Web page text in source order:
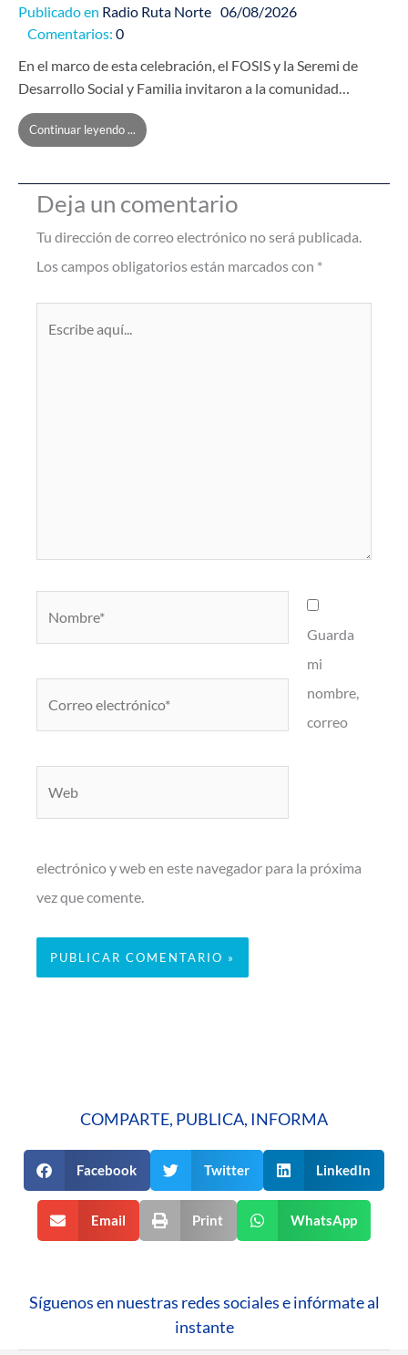
Publicado en Radio Ruta Norte 06/08/2026
Comentarios: 0
En el marco de esta celebración, el FOSIS y la Seremi de
Desarrollo Social y Familia invitaron a la comunidad…
Continuar leyendo ...
Deja un comentario
Tu dirección de correo electrónico no será publicada.
Los campos obligatorios están marcados con *
Guarda
mi
nombre,
correo
electrónico y web en este navegador para la próxima
vez que comente.
COMPARTE, PUBLICA, INFORMA
Facebook Twitter LinkedIn
Email Print WhatsApp
Síguenos en nuestras redes sociales e infórmate al
instante